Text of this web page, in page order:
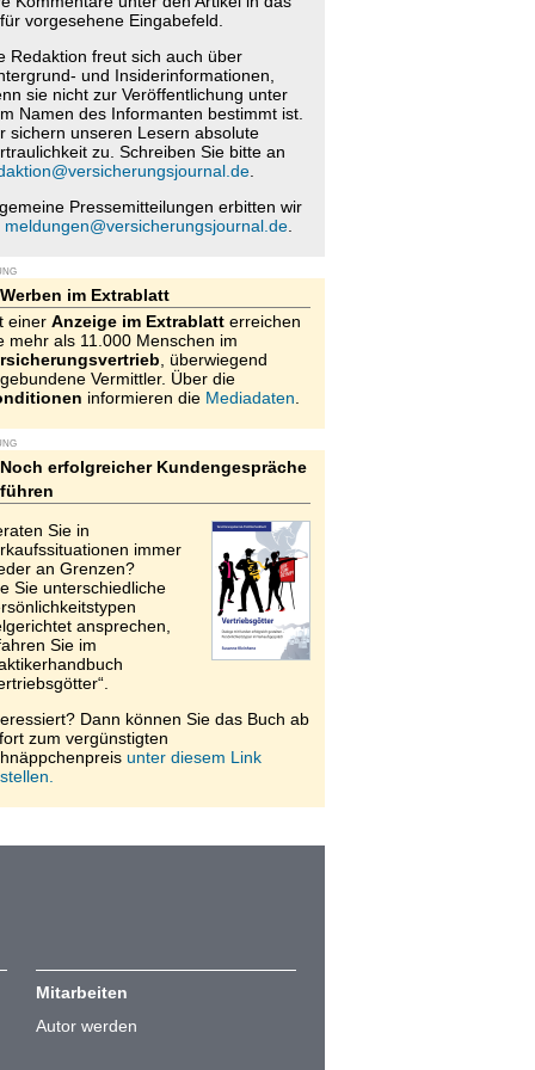
vorgesehene Eingabefeld.
Redaktion freut sich auch über
und Insiderinformationen,
sie nicht zur Veröffentlichung unter
Namen des Informanten bestimmt ist.
sichern unseren Lesern absolute
zu. Schreiben Sie bitte an
.
Pressemitteilungen erbitten wir
meldungen@versicherungsjournal.de.
Werben im Extrablatt
einer Anzeige im Extrablatterreichen
mehr als 11.000 Menschen im
, überwiegend
Vermittler. Über die
informieren die Mediadaten
Noch erfolgreicher Kundengespräche
führen
Sie in
immer
an Grenzen?
Sie unterschiedliche
ansprechen,
Sie im
Dann können Sie das Buch ab
zum vergünstigten
unter diesem Link
Mitarbeiten
Autor werden